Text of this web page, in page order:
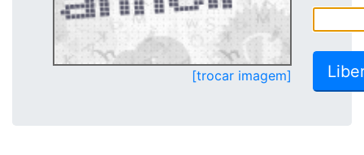
[trocar imagem]